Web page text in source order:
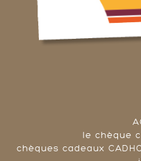
le chèque
chèques cadeaux